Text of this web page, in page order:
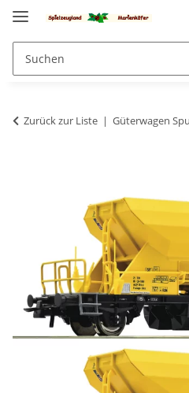
Zurück zur Liste Güterwagen